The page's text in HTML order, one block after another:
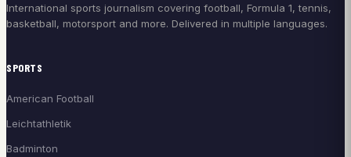
International sports journalism covering football, Formula 1, tennis,
basketball, motorsport and more. Delivered in multiple languages.
SPORTS
American Football
Leichtathletik
Badminton